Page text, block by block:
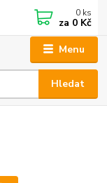
Menu
Hledat
0 ks
za 0 Kč